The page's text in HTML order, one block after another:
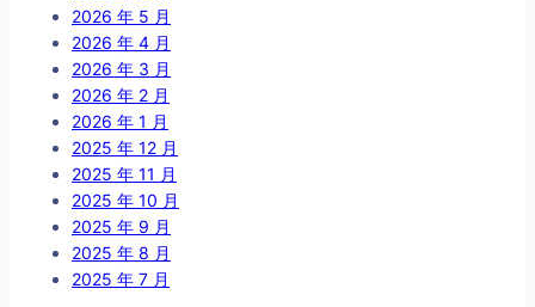
2026 年 5 月
2026 年 4 月
2026 年 3 月
2026 年 2 月
2026 年 1 月
2025 年 12 月
2025 年 11 月
2025 年 10 月
2025 年 9 月
2025 年 8 月
2025 年 7 月